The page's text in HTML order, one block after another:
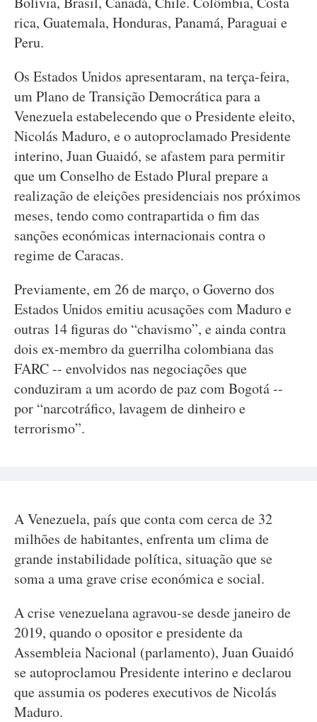
rica, Guatemala, Honduras, Panamá, Paraguai e
Peru.
Os Estados Unidos apresentaram, na terça-feira,
um Plano de Transição Democrática para a
Venezuela estabelecendo que o Presidente eleito,
Nicolás Maduro, e o autoproclamado Presidente
interino, Juan Guaidó, se afastem para permitir
que um Conselho de Estado Plural prepare a
realização de eleições presidenciais nos próximos
meses, tendo como contrapartida o fim das
sanções económicas internacionais contra o
regime de Caracas.
Previamente, em 26 de março, o Governo dos
Estados Unidos emitiu acusações com Maduro e
outras 14 figuras do “chavismo”, e ainda contra
dois ex-membro da guerrilha colombiana das
FARC -- envolvidos nas negociações que
conduziram a um acordo de paz com Bogotá --
por “narcotráfico, lavagem de dinheiro e
terrorismo”.
A Venezuela, país que conta com cerca de 32
milhões de habitantes, enfrenta um clima de
grande instabilidade política, situação que se
soma a uma grave crise económica e social.
A crise venezuelana agravou-se desde janeiro de
2019, quando o opositor e presidente da
Assembleia Nacional (parlamento), Juan Guaidó
se autoproclamou Presidente interino e declarou
que assumia os poderes executivos de Nicolás
Maduro.